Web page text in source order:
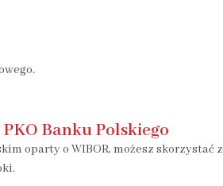
Banku Polskiego
oparty o WIBOR, możesz skorzystać z